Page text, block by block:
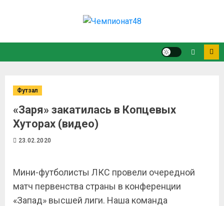
Футзал
«Заря» закатилась в Копцевых
Хуторах (видео)
23.02.2020
Мини-футболисты ЛКС провели очередной
матч первенства страны в конференции
«Запад» высшей лиги. Наша команда